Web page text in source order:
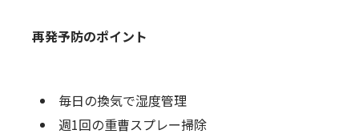
再発予防のポイント
毎日の換気で湿度管理
週1回の重曹スプレー掃除